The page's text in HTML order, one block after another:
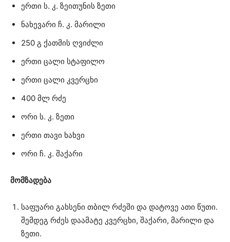
ერთი ს. კ. ზეითუნის ზეთი
ნახევარი ჩ. კ. მარილი
250 გ ქათმის ღვიძლი
ერთი ცალი სტაფილო
ერთი ცალი კვერცხი
400 მლ რძე
ორი ს. კ. ზეთი
ერთი თავი ხახვი
ორი ჩ. კ. შაქარი
მომზადება
საფუარი გახსენი თბილ რძეში და დატოვე ათი წუთი.
შემდეგ რძეს დაამატე კვერცხი, შაქარი, მარილი და
ზეთი.